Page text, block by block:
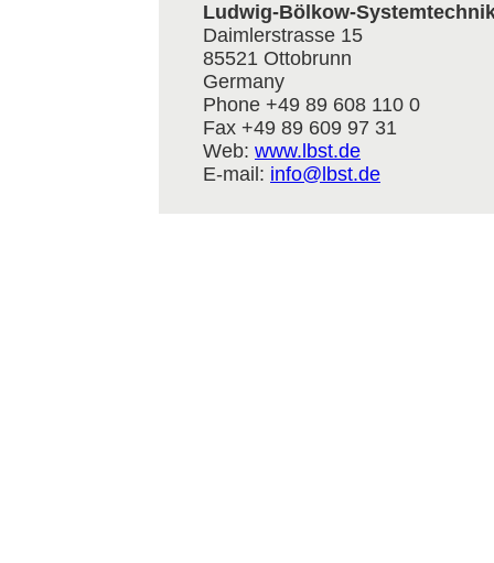
Ludwig-Bölkow-
Daimlerstrasse 15
85521 Ottobrunn
Germany
Phone +49 89 608 110 0
Fax +49 89 609 97 31
Web: www.lbst.de
E-mail: info@lbst.de